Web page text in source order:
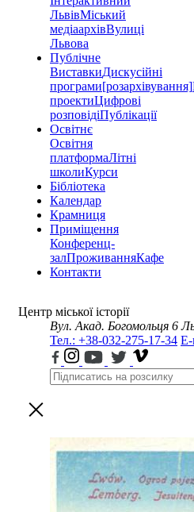
ЛьвівМіський
медіаархівВулиці
Львова
Публічне
ВиставкиДискусійні
програми[розархівування]
проектиЦифрові
розповідіПублікації
Освітнє
Освітня
платформаЛітні
школиКурси
Бібліотека
Календар
Крамниця
Приміщення
Конференц-
залПроживанняКафе
Контакти
Центр міської історії
Вул. Акад. Богомольця 6
Тел.: +38-032-275-17-34